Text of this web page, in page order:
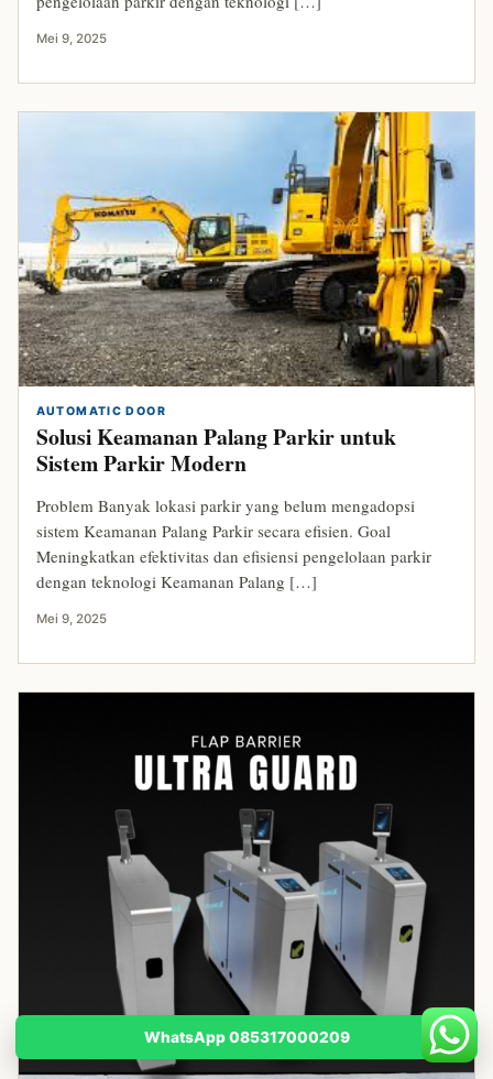
Mei 9, 2025
AUTOMATIC DOOR
Solusi Keamanan Palang Parkir untuk
Sistem Parkir Modern
Problem Banyak lokasi parkir yang belum mengadopsi
sistem Keamanan Palang Parkir secara efisien. Goal
Meningkatkan efektivitas dan efisiensi pengelolaan parkir
dengan teknologi Keamanan Palang […]
Mei 9, 2025
WhatsApp 085317000209